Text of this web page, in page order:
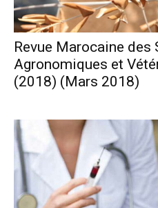
Revue Marocaine des
Agronomiques et
(2018) (Mars 2018)